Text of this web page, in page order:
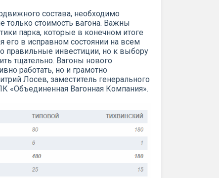
состава, необходимо
только стоимость вагона. Важны
парка, которые в конечном итоге
его в исправном состоянии на всем
правильные инвестиции, но к выбору
тщательно. Вагоны нового
работать, но и грамотно
Лосев, заместитель генерального
«Объединенная Вагонная Компания».